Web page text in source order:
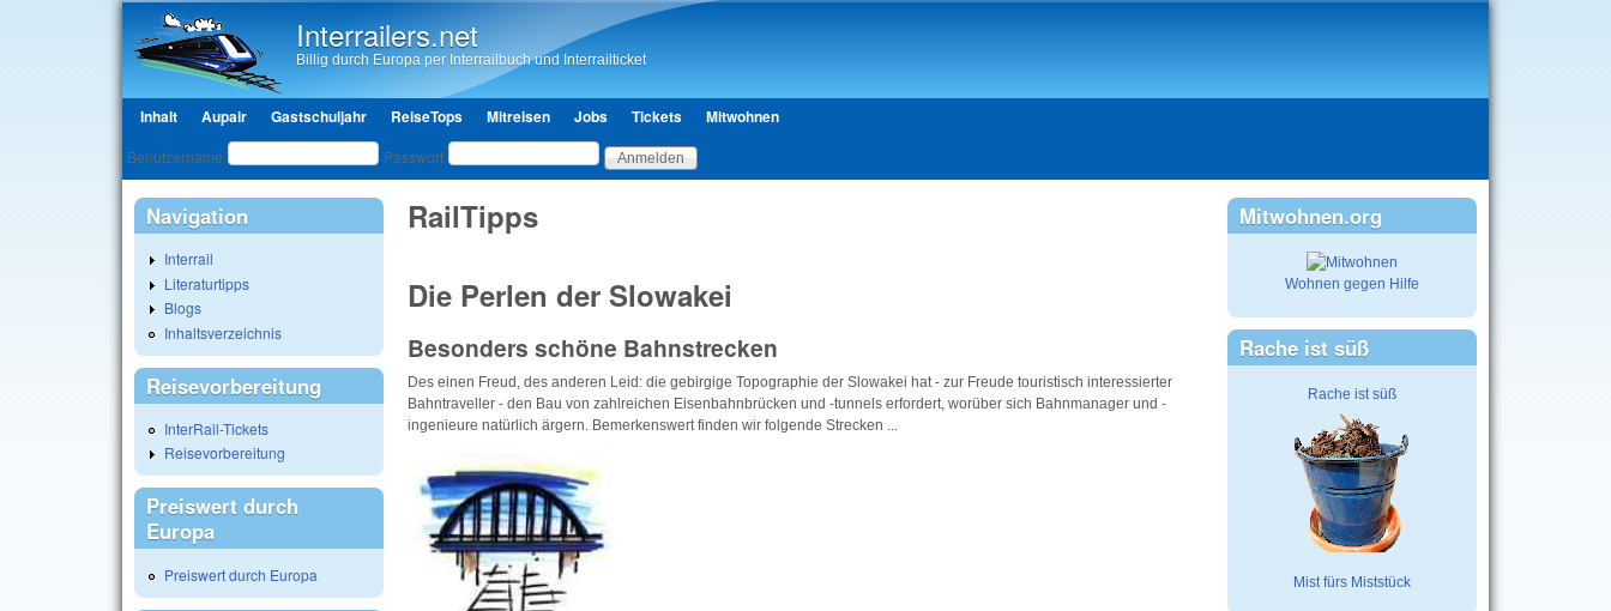
Interrailers.net
Billig durch Europa per Interrailbuch und Interrailticket
Hauptmenü
Inhalt Aupair Gastschuljahr ReiseTops Mitreisen Jobs Tickets Mitwohnen
Benutzeranmeldung
Benutzername Passwort
RailTipps
Die Perlen der Slowakei
Besonders schöne Bahnstrecken
Des einen Freud, des anderen Leid: die gebirgige Topographie der Slowakei hat - zur Freude touristisch interessierter
Bahntraveller - den Bau von zahlreichen Eisenbahnbrücken und -tunnels erfordert, worüber sich Bahnmanager und -
ingenieure natürlich ärgern. Bemerkenswert finden wir folgende Strecken ...
Navigation
Interrail
Literaturtipps
Blogs
Inhaltsverzeichnis
Reisevorbereitung
InterRail-Tickets
Reisevorbereitung
Preiswert durch
Europa
Preiswert durch Europa
Mitwohnen.org
Wohnen gegen Hilfe
Rache ist süß
Rache ist süß
Mist fürs Miststück